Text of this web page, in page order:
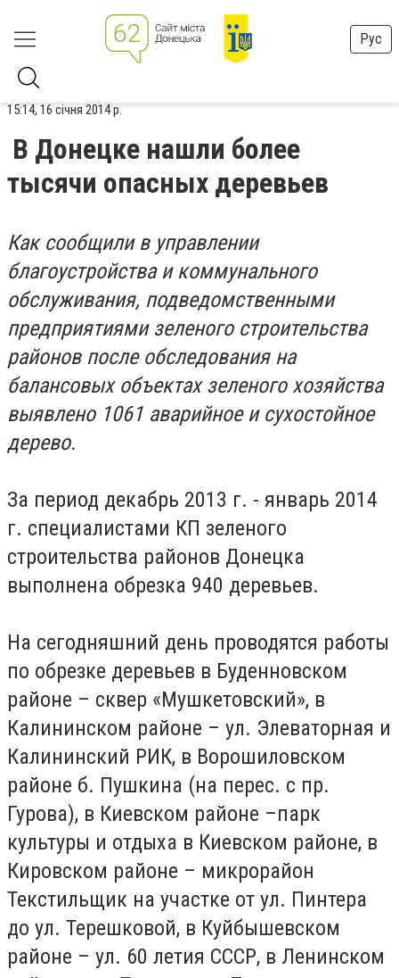
Рус
15:14, 16 січня 2014 р.
В Донецке нашли более
тысячи опасных деревьев
Как сообщили в управлении
благоустройства и коммунального
обслуживания, подведомственными
предприятиями зеленого строительства
районов после обследования на
балансовых объектах зеленого хозяйства
выявлено 1061 аварийное и сухостойное
дерево.
За период декабрь 2013 г. - январь 2014
г. специалистами КП зеленого
строительства районов Донецка
выполнена обрезка 940 деревьев.
На сегодняшний день проводятся работы
по обрезке деревьев в Буденновском
районе – сквер «Мушкетовский», в
Калининском районе – ул. Элеваторная и
Калининский РИК, в Ворошиловском
районе б. Пушкина (на перес. с пр.
Гурова), в Киевском районе –парк
культуры и отдыха в Киевском районе, в
Кировском районе – микрорайон
Текстильщик на участке от ул. Пинтера
до ул. Терешковой, в Куйбышевском
районе – ул. 60 летия СССР, в Ленинском